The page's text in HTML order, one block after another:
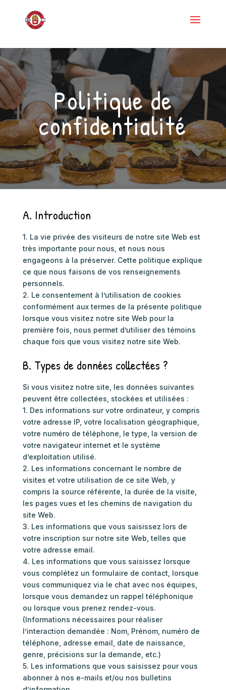
casinos not on gamstop non gamstop casinosnon gamstop casino
Politique de
confidentialité
A. Introduction
1. La vie privée des visiteurs de notre site Web est
très importante pour nous, et nous nous
engageons à la préserver. Cette politique explique
ce que nous faisons de vos renseignements
personnels.
2. Le consentement à l’utilisation de cookies
conformément aux termes de la présente politique
lorsque vous visitez notre site Web pour la
première fois, nous permet d’utiliser des témoins
chaque fois que vous visitez notre site Web.
B. Types de données collectées ?
Si vous visitez notre site, les données suivantes
peuvent être collectées, stockées et utilisées :
1. Des informations sur votre ordinateur, y compris
votre adresse IP, votre localisation géographique,
votre numéro de téléphone, le type, la version de
votre navigateur internet et le système
d’exploitation utilisé.
2. Les informations concernant le nombre de
visites et votre utilisation de ce site Web, y
compris la source référente, la durée de la visite,
les pages vues et les chemins de navigation du
site Web.
3. Les informations que vous saisissez lors de
votre inscription sur notre site Web, telles que
votre adresse email.
4. Les informations que vous saisissez lorsque
vous complétez un formulaire de contact, lorsque
vous communiquez via le chat avec nos équipes,
lorsque vous demandez un rappel téléphonique
ou lorsque vous prenez rendez-vous.
(Informations nécessaires pour réaliser
l’interaction demandée : Nom, Prénom, numéro de
téléphone, adresse email, date de naissance,
genre, précisions sur la demande, etc.)
5. Les informations que vous saisissez pour vous
abonner à nos e-mails et/ou nos bulletins